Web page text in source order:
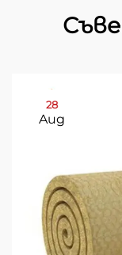
28
Aug